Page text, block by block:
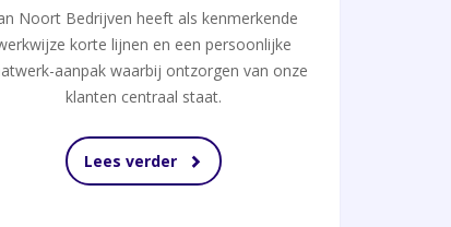
Noort Bedrijven heeft als kenmerkende
korte lijnen en een persoonlijke
aanpak waarbij ontzorgen van onze
klanten centraal staat.
Lees verder